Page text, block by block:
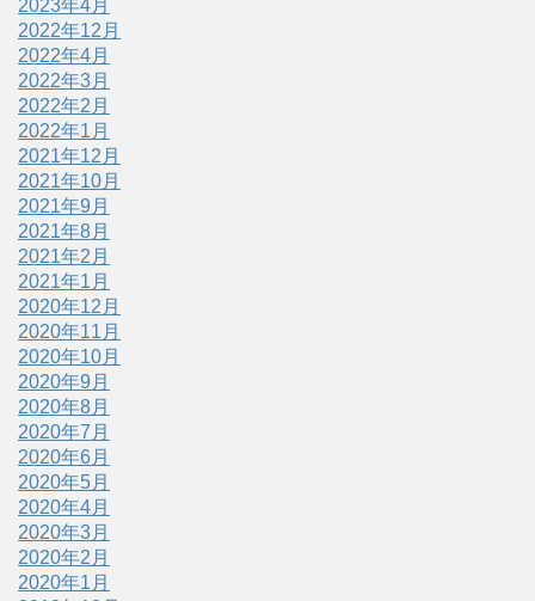
2023年4月
2022年12月
2022年4月
2022年3月
2022年2月
2022年1月
2021年12月
2021年10月
2021年9月
2021年8月
2021年2月
2021年1月
2020年12月
2020年11月
2020年10月
2020年9月
2020年8月
2020年7月
2020年6月
2020年5月
2020年4月
2020年3月
2020年2月
2020年1月